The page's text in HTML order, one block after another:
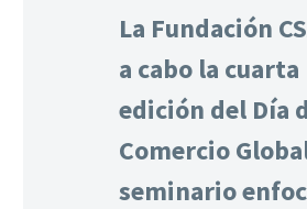
La Fundación
a cabo la cuarta
edición del Día
Comercio
seminario